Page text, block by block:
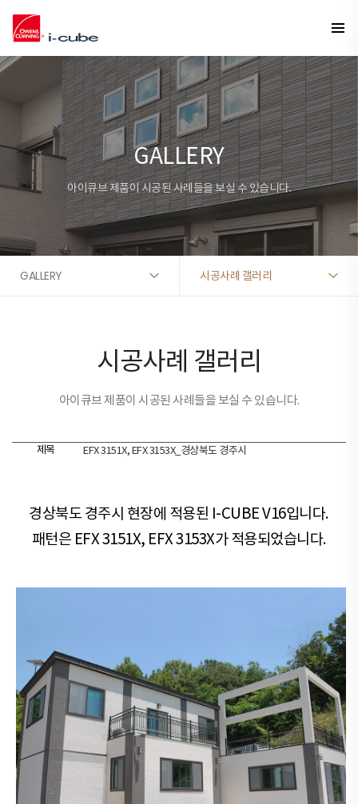
GALLERY
아이큐브 제품이 시공된 사례들을 보실 수 있습니다.
GALLERY 시공사례 갤러리
시공사례 갤러리
아이큐브 제품이 시공된 사례들을 보실 수 있습니다.
제목 EFX 3151X, EFX 3153X_경상북도 경주시
경상북도 경주시 현장​​에 적용된 I-CUBE V16입니다.
패턴은 EFX 3151X, EFX 3153X가 적용되었습니다.